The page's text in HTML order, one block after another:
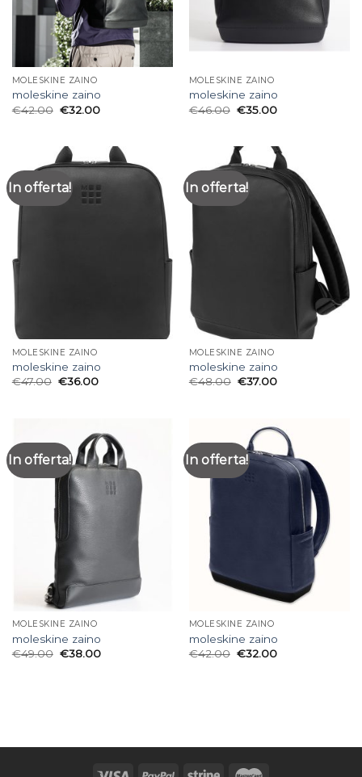
MOLESKINE ZAINO
moleskine zaino
€42.00 €32.00
MOLESKINE ZAINO
moleskine zaino
€46.00 €35.00
In offerta!
MOLESKINE ZAINO
moleskine zaino
€47.00 €36.00
In offerta!
MOLESKINE ZAINO
moleskine zaino
€48.00 €37.00
In offerta!
MOLESKINE ZAINO
moleskine zaino
€49.00 €38.00
In offerta!
MOLESKINE ZAINO
moleskine zaino
€42.00 €32.00